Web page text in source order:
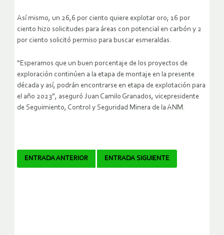
Así mismo, un 26,6 por ciento quiere explotar oro; 16 por
ciento hizo solicitudes para áreas con potencial en carbón y 2
por ciento solicitó permiso para buscar esmeraldas.
“Esperamos que un buen porcentaje de los proyectos de
exploración continúen a la etapa de montaje en la presente
década y así, podrán encontrarse en etapa de explotación para
el año 2023”, aseguró Juan Camilo Granados, vicepresidente
de Seguimiento, Control y Seguridad Minera de la ANM.
Navegador
ENTRADA ANTERIOR ENTRADA SIGUIENTE